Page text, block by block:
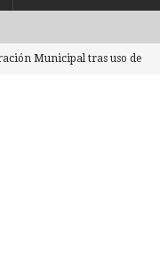
Municipal tras uso de
Labocar indaga las
en cocaína tras